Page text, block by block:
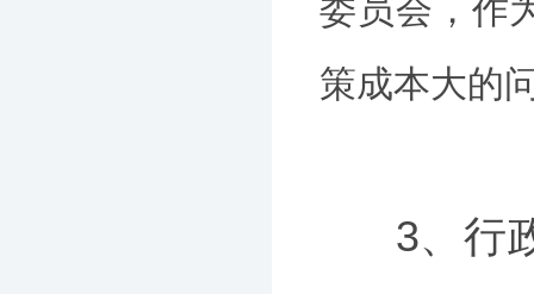
委员会，作
策成本大的
3、行